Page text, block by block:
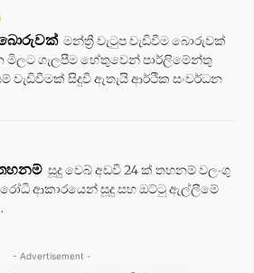
බොරුවක් මන්ත්‍රී වැටුප වැඩිවීම බොරුවක්
මිලට ගැලපීම හේතුවෙන් පාර්ලිමේන්තු
වැඩිවීමක් සිදුවී ඇතැයි ආර්ථික සංවර්ධන
සූදු වෙබ් අඩවි 24 ක් තහනම් වලංගු
ආකාරයෙන් සූදු සහ ඔට්ටු ඇල්ලීමේ
- Advertisement -